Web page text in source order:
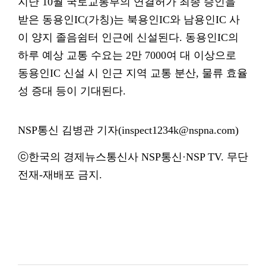
받은 동용인IC(가칭)는 북용인IC와 남용인IC 사
이 양지 졸음쉼터 인근에 신설된다. 동용인IC의
하루 예상 교통 수요는 2만 7000여 대 이상으로
동용인IC 신설 시 인근 지역 교통 분산, 물류 효율
성 증대 등이 기대된다.
NSP통신 김병관 기자(inspect1234k@nspna.com)
ⓒ한국의 경제뉴스통신사 NSP통신·NSP TV. 무단
전재-재배포 금지.